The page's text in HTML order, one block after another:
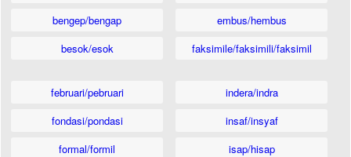
bengep/bengap
besok/esok
embus/hembus
faksimile/faksimili/faksimil
februari/pebruari
fondasi/pondasi
formal/formil
indera/indra
insaf/insyaf
isap/hisap